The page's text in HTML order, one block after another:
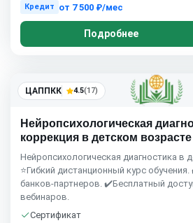
Кредит от 7 500 ₽/мес
Подробнее
ЦАППКК 4.5(17)
Нейропсихологическая
коррекция в детском возрасте
Нейропсихологическая диагностика в
⭐Гибкий дистанционный курс
банков-партнеров. ✔️Бесплатный
вебинаров.
Сертификат